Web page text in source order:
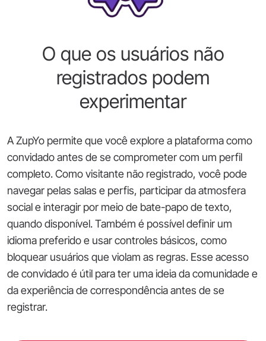
O que os usuários não
registrados podem
experimentar
A ZupYo permite que você explore a plataforma como
convidado antes de se comprometer com um perfil
completo. Como visitante não registrado, você pode
navegar pelas salas e perfis, participar da atmosfera
social e interagir por meio de bate-papo de texto,
quando disponível. Também é possível definir um
idioma preferido e usar controles básicos, como
bloquear usuários que violam as regras. Esse acesso
de convidado é útil para ter uma ideia da comunidade e
da experiência de correspondência antes de se
registrar.